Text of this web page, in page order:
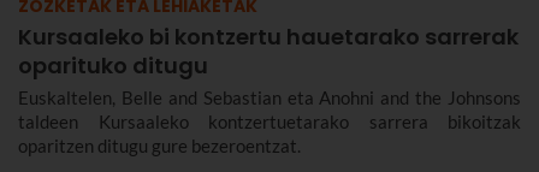
ZOZKETAK ETA LEHIAKETAK
Kursaaleko bi kontzertu hauetarako sarrerak
oparituko ditugu
Euskaltelen, Belle and Sebastian eta Anohni and the Johnsons
taldeen Kursaaleko kontzertuetarako sarrera bikoitzak
oparitzen ditugu gure bezeroentzat.